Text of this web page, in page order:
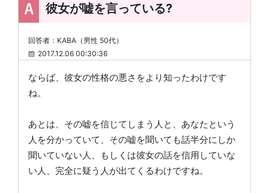
彼女が嘘を言っている?
回答者：KABA（男性 50代）
2017.12.06 00:30:36
ならば、彼女の性格の悪さをより知ったわけです
ね。
あとは、その嘘を信じてしまう人と、あなたという
人を分かっていて、その嘘を聞いても話半分にしか
聞いていない人、もしくは彼女の話を信用していな
い人、完全に疑う人が出てくるわけですね。